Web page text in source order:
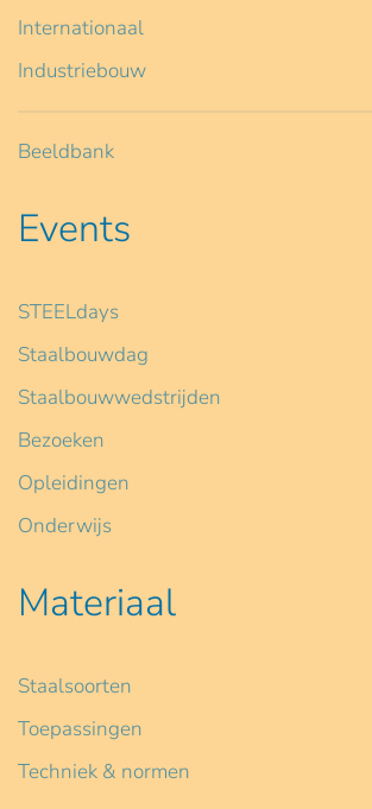
Internationaal
Industriebouw
Beeldbank
Events
STEELdays
Staalbouwdag
Staalbouwwedstrijden
Bezoeken
Opleidingen
Onderwijs
Materiaal
Staalsoorten
Toepassingen
Techniek & normen